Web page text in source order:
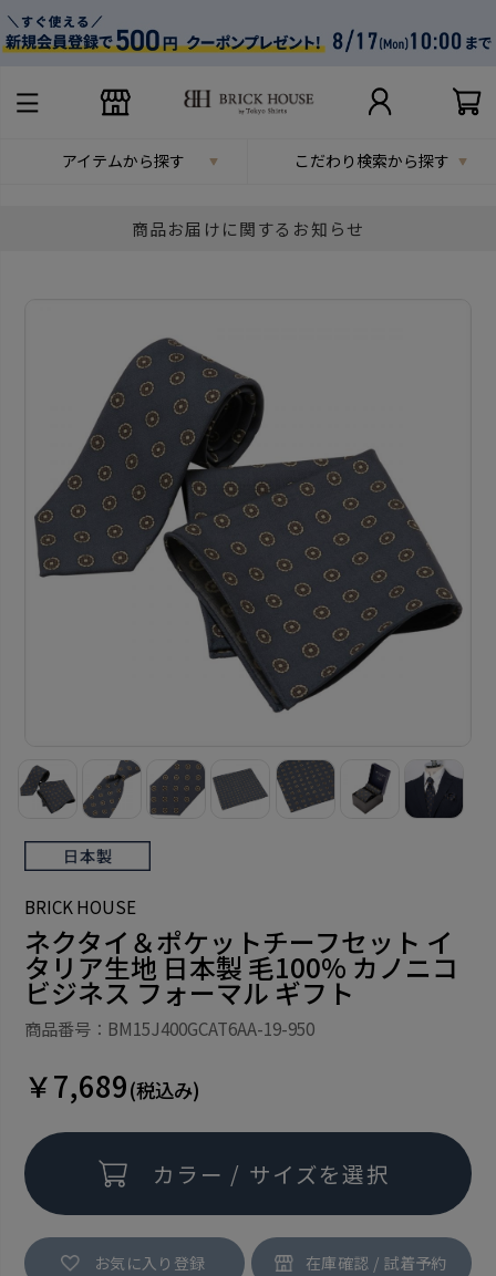
アイテムから探す こだわり検索から探す
商品お届けに関するお知らせ
BRICK HOUSE
ネクタイ＆ポケットチーフセット イ
タリア生地 日本製 毛100% カノニコ
ビジネス フォーマル ギフト
商品番号：BM15J400GCAT6AA-19-950
￥7,689(税込み)
カラー / サイズを選択
お気に入り登録